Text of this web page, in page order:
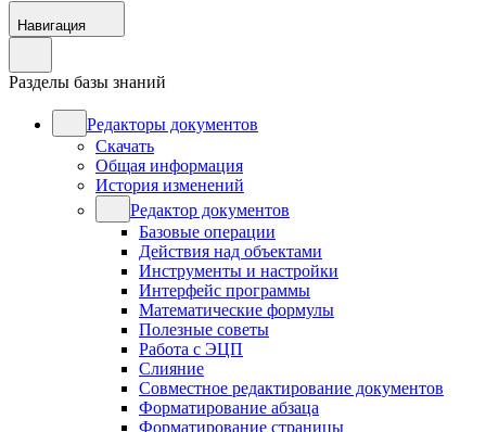
Навигация
Разделы базы знаний
Редакторы документов
Скачать
Общая информация
История изменений
Редактор документов
Базовые операции
Действия над объектами
Инструменты и настройки
Интерфейс программы
Математические формулы
Полезные советы
Работа с ЭЦП
Слияние
Совместное редактирование документов
Форматирование абзаца
Форматирование страницы